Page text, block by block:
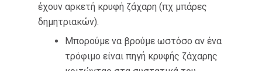
έχουν αρκετή κρυφή ζάχαρη (πχ μπάρες
δημητριακών).
Μπορούμε να βρούμε ωστόσο αν ένα
τρόφιμο είναι πηγή κρυφής ζάχαρης